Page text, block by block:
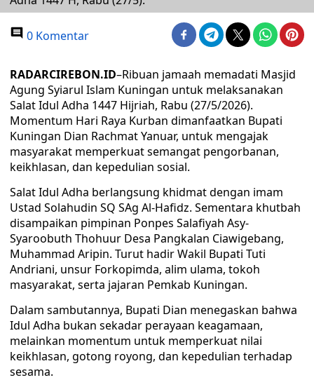
0 Komentar
RADARCIREBON.ID–Ribuan jamaah memadati Masjid
Agung Syiarul Islam Kuningan untuk melaksanakan
Salat Idul Adha 1447 Hijriah, Rabu (27/5/2026).
Momentum Hari Raya Kurban dimanfaatkan Bupati
Kuningan Dian Rachmat Yanuar, untuk mengajak
masyarakat memperkuat semangat pengorbanan,
keikhlasan, dan kepedulian sosial.
Salat Idul Adha berlangsung khidmat dengan imam
Ustad Solahudin SQ SAg Al-Hafidz. Sementara khutbah
disampaikan pimpinan Ponpes Salafiyah Asy-
Syaroobuth Thohuur Desa Pangkalan Ciawigebang,
Muhammad Aripin. Turut hadir Wakil Bupati Tuti
Andriani, unsur Forkopimda, alim ulama, tokoh
masyarakat, serta jajaran Pemkab Kuningan.
Dalam sambutannya, Bupati Dian menegaskan bahwa
Idul Adha bukan sekadar perayaan keagamaan,
melainkan momentum untuk memperkuat nilai
keikhlasan, gotong royong, dan kepedulian terhadap
sesama.